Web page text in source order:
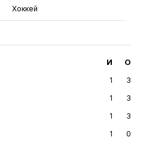
Хоккей
И О
1
3
1
3
1
3
1
0